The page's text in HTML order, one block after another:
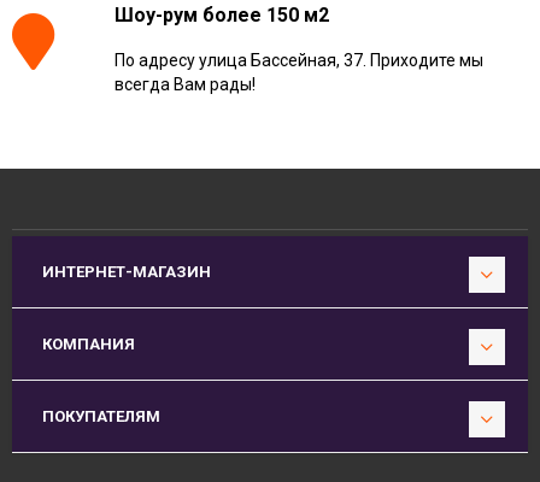
Шоу-рум более 150 м2
По адресу улица Бассейная, 37. Приходите мы
всегда Вам рады!
ИНТЕРНЕТ-МАГАЗИН
КОМПАНИЯ
ПОКУПАТЕЛЯМ